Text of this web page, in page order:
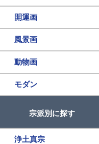
開運画
風景画
動物画
モダン
宗派別に探す
浄土真宗